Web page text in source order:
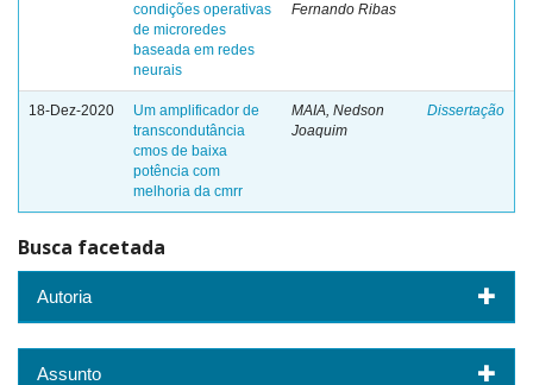
condições operativas
de microredes
baseada em redes
neurais
Fernando Ribas
18-Dez-2020
Um amplificador de
transcondutância
cmos de baixa
potência com
melhoria da cmrr
MAIA, Nedson
Joaquim
Dissertação
Busca facetada
Autoria
Assunto